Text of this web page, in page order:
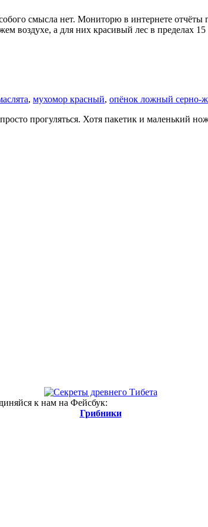
смысла нет. Мониторю в интернете
воздухе, а для них красивый лес в пределах
, мухомор красный, опёнок ложный серно-
прогуляться. Хотя пакетик и маленький
к нам на Фейсбук:
Грибники